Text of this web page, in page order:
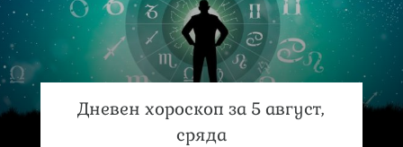
Дневен хороскоп за 5 август,
сряда